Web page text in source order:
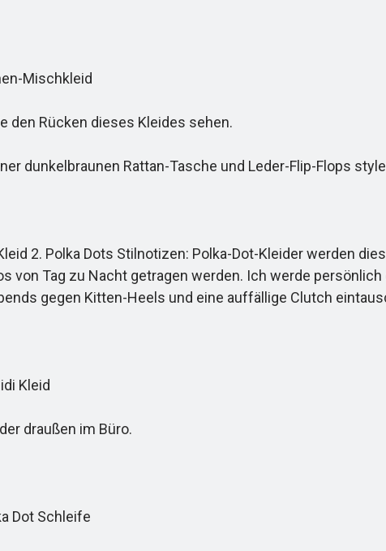
Mischkleid
den Rücken dieses Kleides sehen.
dunkelbraunen Rattan-Tasche und Leder-Flip-Flops
2. Polka Dots Stilnotizen: Polka-Dot-Kleider werden
von Tag zu Nacht getragen werden. Ich werde
gegen Kitten-Heels und eine auffällige Clutch
Kleid
draußen im Büro.
Dot Schleife